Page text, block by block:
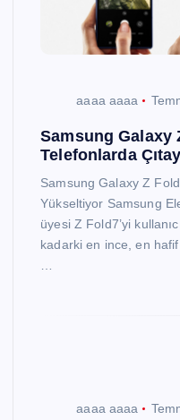
aaaa aaaa
Samsung Galaxy
Telefonlarda
Samsung Galaxy Z
Yükseltiyor Samsung
üyesi Z Fold7’yi
kadarki en ince, en
aaaa aaaa